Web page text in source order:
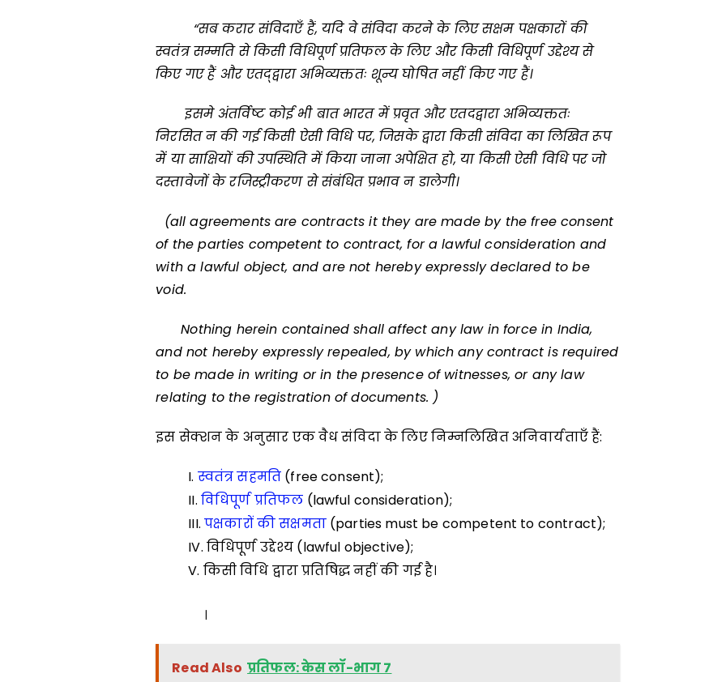
“सब करार संविदाएँ हैं,यदि वे संविदा करने के लिए सक्षम पक्षकारों की
स्वतंत्र सम्मति से किसी विधिपूर्ण प्रतिफल के लिए और किसी विधिपूर्ण उद्देश्य से
किए गए हैं और एतद्द्वारा अभिव्यक्ततः शून्य घोषित नहीं किए गए हैं।
इसमे अंतर्विष्ट कोई भी बात भारत में प्रवृत और एतदद्वारा अभिव्यक्ततः
निरसित न की गई किसी ऐसी विधि पर,जिसके द्वारा किसी संविदा का लिखित रूप
में या साक्षियों की उपस्थिति में किया जाना अपेक्षित हो,या किसी ऐसी विधि पर जो
दस्तावेजों के रजिस्ट्रीकरण से संबंधित प्रभाव न डालेगी।
(all agreements are contracts it they are made by the free consent
of the parties competent to contract, for a lawful consideration and
with a lawful object, and are not hereby expressly declared to be
void.
Nothing herein contained shall affect any law in force in India,
and not hereby expressly repealed, by which any contract is required
to be made in writing or in the presence of witnesses, or any law
relating to the registration of documents. )
इस सेक्शन के अनुसार एक वैध संविदा के लिए निम्नलिखित अनिवार्यताएँ हैं:
स्वतंत्र सहमति (free consent);
विधिपूर्ण प्रतिफल (lawful consideration);
पक्षकारों की सक्षमता(parties must be competent to contract);
विधिपूर्ण उद्देश्य (lawful objective);
किसी विधि द्वारा प्रतिषिद्ध नहीं की गई है।
।
Read Also प्रतिफल: केस लॉ-भाग 7